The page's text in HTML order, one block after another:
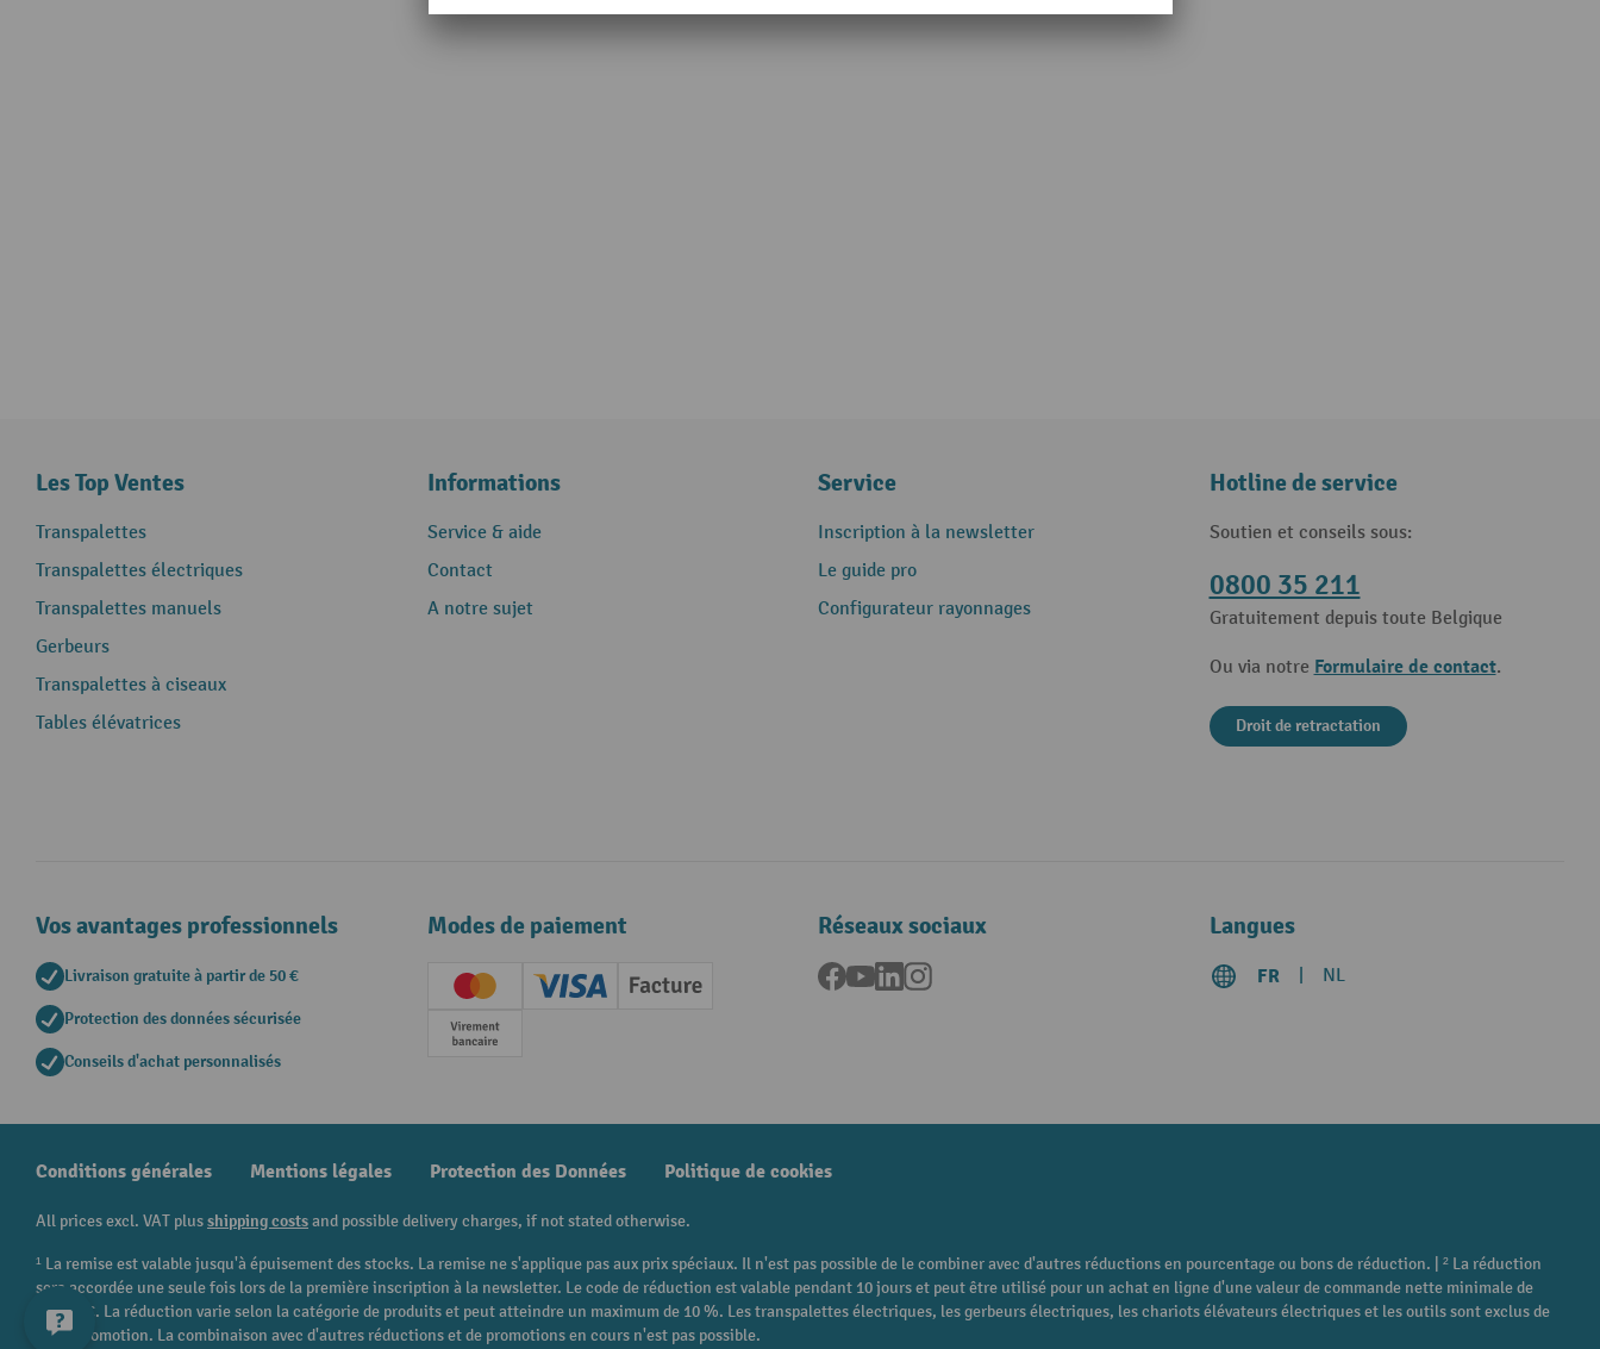
Les Top Ventes
Transpalettes
Transpalettes électriques
Transpalettes manuels
Gerbeurs
Transpalettes à ciseaux
Tables élévatrices
Informations
Service & aide
Contact
A notre sujet
Service
Inscription à la newsletter
Le guide pro
Configurateur rayonnages
Hotline de service
Soutien et conseils sous:
0800 35 211
Gratuitement depuis toute Belgique
Ou via notre Formulaire de contact.
Droit de retractation
Vos avantages professionnels
Livraison gratuite à partir de 50 €
Protection des données sécurisée
Conseils d'achat personnalisés
Modes de paiement
Creditcard (Master)Creditcard (Visa)
Facture
Paiement anticipé
Réseaux sociaux
Facebook
YouTubeLinkedInInstagram
Langues
FR NL
Conditions générales Mentions légales Protection des Données Politique de cookies
All prices excl. VAT plusshipping costsand possible delivery charges, if not stated otherwise.
¹ La remise est valable jusqu'à épuisement des stocks. La remise ne s'applique pas aux prix spéciaux. Il n'est pas possible de le combiner avec d'autres réductions en pourcentage ou bons de réduction. | ² La réduction
sera accordée une seule fois lors de la première inscription à la newsletter. Le code de réduction est valable pendant 10 jours et peut être utilisé pour un achat en ligne d'une valeur de commande nette minimale de
250,00 €. La réduction varie selon la catégorie de produits et peut atteindre un maximum de 10 %. Les transpalettes électriques, les gerbeurs électriques, les chariots élévateurs électriques et les outils sont exclus de
cette promotion. La combinaison avec d'autres réductions et de promotions en cours n'est pas possible.